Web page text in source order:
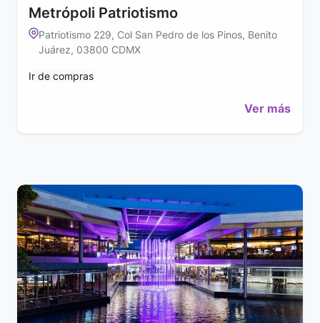
Metrópoli Patriotismo
Patriotismo 229, Col San Pedro de los Pinos, Benito
Juárez, 03800 CDMX
Ir de compras
Ver más